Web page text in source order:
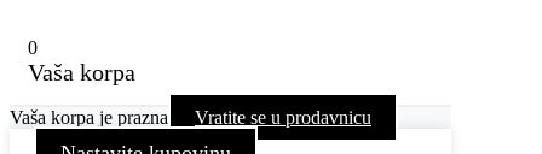
0
Vaša korpa
Vaša korpa je prazna Vratite se u prodavnicu